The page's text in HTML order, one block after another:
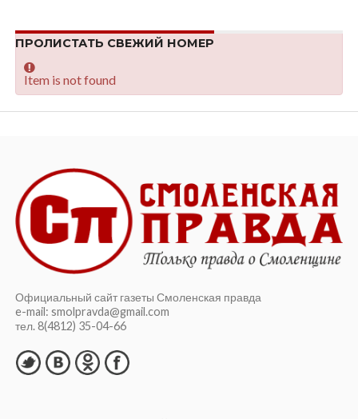
ПРОЛИСТАТЬ СВЕЖИЙ НОМЕР
Item is not found
Официальный сайт газеты Смоленская правда
e-mail: smolpravda@gmail.com
тел. 8(4812) 35-04-66